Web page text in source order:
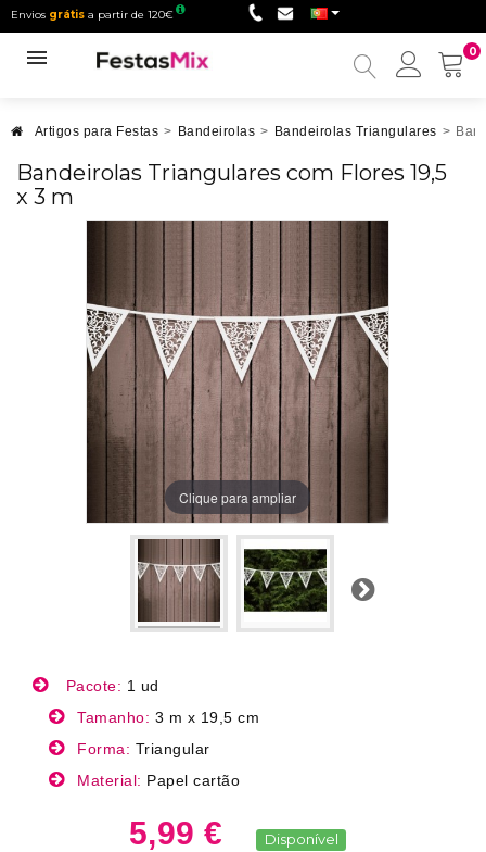
Envios grátis a partir de 120€
0
Minha
Artigos para Festas > Bandeirolas > Bandeirolas Triangulares >
Bandeirolas Triangulares com Flores 19,5
x 3 m
Clique para ampliar
Próximo
Pacote: 1 ud
Tamanho: 3 m x 19,5 cm
Forma: Triangular
Material: Papel cartão
5,99 € Disponível